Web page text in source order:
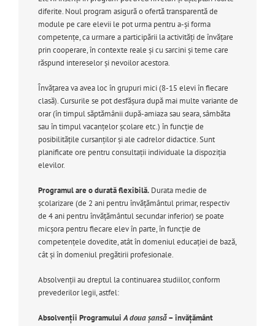
diferite. Noul program asigură o ofertă transparentă de
module pe care elevii le pot urma pentru a-şi forma
competenţe, ca urmare a participării la activităţi de învăţare
prin cooperare, în contexte reale şi cu sarcini şi teme care
răspund intereselor şi nevoilor acestora.
Învăţarea va avea loc în grupuri mici (8-15 elevi în fiecare
clasă). Cursurile se pot desfăşura după mai multe variante de
orar (în timpul săptămânii după-amiaza sau seara, sâmbăta
sau în timpul vacanţelor şcolare etc.) în funcţie de
posibilităţile cursanţilor şi ale cadrelor didactice. Sunt
planificate ore pentru consultaţii individuale la dispoziţia
elevilor.
Programul are o durată flexibilă.Durata medie de
şcolarizare (de 2 ani pentru învățământul primar, respectiv
de 4 ani pentru învățământul secundar inferior) se poate
micşora pentru fiecare elev în parte, în funcţie de
competenţele dovedite, atât în domeniul educaţiei de bază,
cât şi în domeniul pregătirii profesionale.
Absolvenţii au dreptul la continuarea studiilor, conform
prevederilor legii, astfel:
Absolvenții ProgramuluiA doua șansă– învățământ